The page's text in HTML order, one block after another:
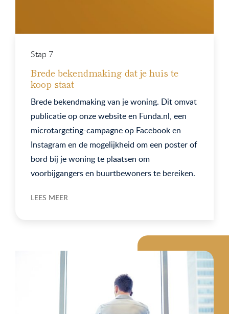
Stap 7
Brede bekendmaking dat je huis te
koop staat
Brede bekendmaking van je woning. Dit omvat
publicatie op onze website en Funda.nl, een
microtargeting-campagne op Facebook en
Instagram en de mogelijkheid om een poster of
bord bij je woning te plaatsen om
voorbijgangers en buurtbewoners te bereiken.
LEES MEER